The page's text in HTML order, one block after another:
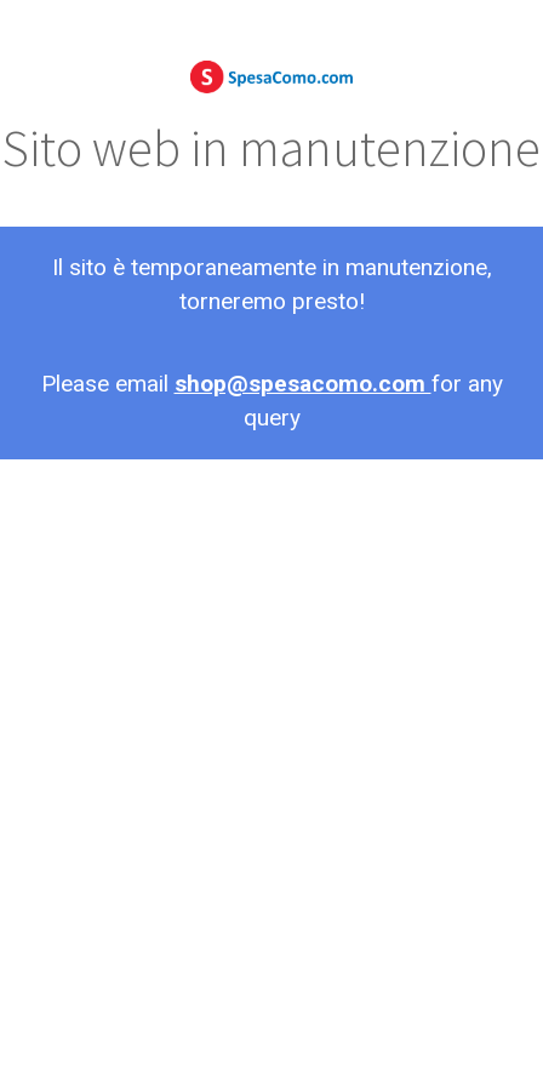
Sito web in manutenzione
Il sito è temporaneamente in manutenzione,
torneremo presto!
Please email shop@spesacomo.com for any
query